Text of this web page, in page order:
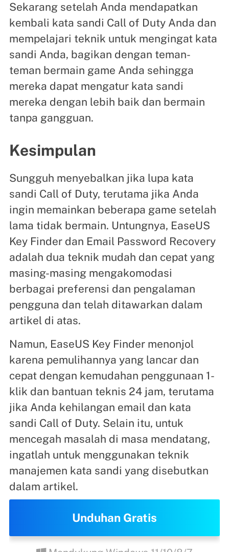
Sekarang setelah Anda mendapatkan
kembali kata sandi Call of Duty Anda dan
mempelajari teknik untuk mengingat kata
sandi Anda, bagikan dengan teman-
teman bermain game Anda sehingga
mereka dapat mengatur kata sandi
mereka dengan lebih baik dan bermain
tanpa gangguan.
Kesimpulan
Sungguh menyebalkan jika lupa kata
sandi Call of Duty, terutama jika Anda
ingin memainkan beberapa game setelah
lama tidak bermain. Untungnya, EaseUS
Key Finder dan Email Password Recovery
adalah dua teknik mudah dan cepat yang
masing-masing mengakomodasi
berbagai preferensi dan pengalaman
pengguna dan telah ditawarkan dalam
artikel di atas.
Namun, EaseUS Key Finder menonjol
karena pemulihannya yang lancar dan
cepat dengan kemudahan penggunaan 1-
klik dan bantuan teknis 24 jam, terutama
jika Anda kehilangan email dan kata
sandi Call of Duty. Selain itu, untuk
mencegah masalah di masa mendatang,
ingatlah untuk menggunakan teknik
manajemen kata sandi yang disebutkan
dalam artikel.
Unduhan Gratis